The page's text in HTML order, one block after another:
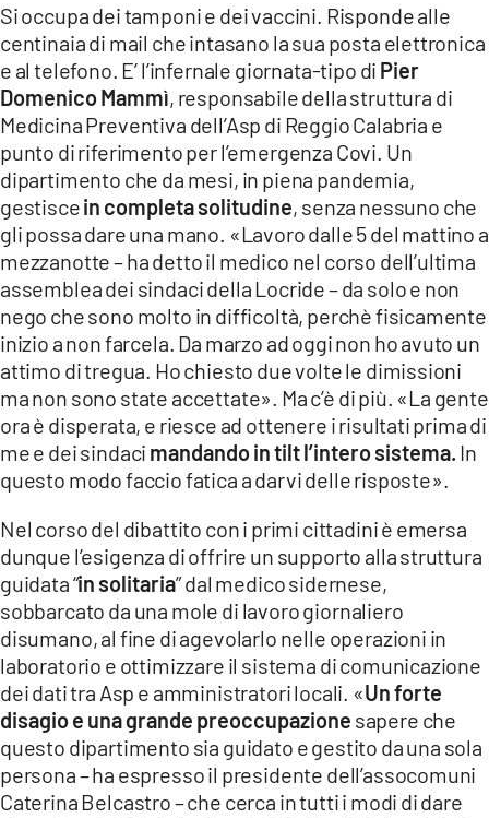
LaC
Network
LACPLAY.IT
LACTV.IT
LACONAIR.IT
LACITYMAG.IT
ILREGGINO.IT
COSENZACHANNEL.IT
ILVIBONESE.IT
CATANZAROCHANNEL.IT
LACAPITALENEWS.IT
App
ANDROID
APPLE
Si occupa dei tamponi e dei vaccini. Risponde alle
centinaia di mail che intasano la sua posta elettronica
e al telefono. E’ l’infernale giornata-tipo di Pier
Domenico Mammì, responsabile della struttura di
Medicina Preventiva dell’Asp di Reggio Calabria e
punto di riferimento per l’emergenza Covi. Un
dipartimento che da mesi, in piena pandemia,
gestiscein completa solitudine, senza nessuno che
gli possa dare una mano. «Lavoro dalle 5 del mattino a
mezzanotte – ha detto il medico nel corso dell’ultima
assemblea dei sindaci della Locride – da solo e non
nego che sono molto in difficoltà, perchè fisicamente
inizio a non farcela. Da marzo ad oggi non ho avuto un
attimo di tregua. Ho chiesto due volte le dimissioni
ma non sono state accettate». Ma c’è di più. «La gente
ora è disperata, e riesce ad ottenere i risultati prima di
me e dei sindaci mandando in tilt l’intero sistema. In
questo modo faccio fatica a darvi delle risposte».
Nel corso del dibattito con i primi cittadini è emersa
dunque l’esigenza di offrire un supporto alla struttura
guidata “in solitaria” dal medico sidernese,
sobbarcato da una mole di lavoro giornaliero
disumano, al fine di agevolarlo nelle operazioni in
laboratorio e ottimizzare il sistema di comunicazione
dei dati tra Asp e amministratori locali. «Un forte
disagio e una grande preoccupazione sapere che
questo dipartimento sia guidato e gestito da una sola
persona – ha espresso il presidente dell’assocomuni
Caterina Belcastro – che cerca in tutti i modi di dare